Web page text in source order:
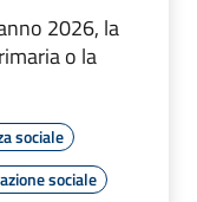
2026, la
o la
sociale
sociale